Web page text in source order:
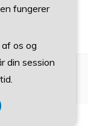
fungerer
os og
din session